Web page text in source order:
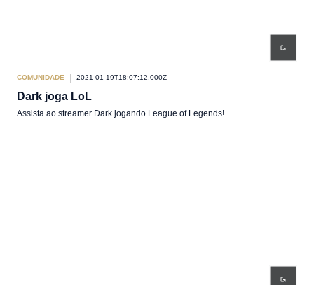
COMUNIDADE 2021-01-19T18:07:12.000Z
Dark joga LoL
Assista ao streamer Dark jogando League of Legends!